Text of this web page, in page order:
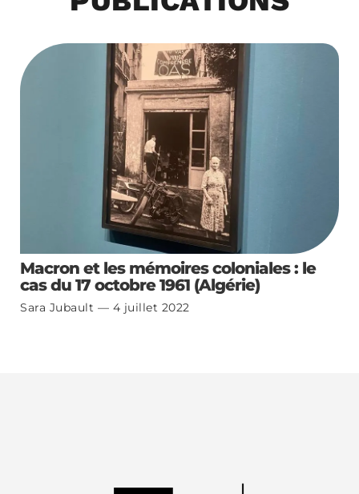
Macron et les mémoires coloniales : le
cas du 17 octobre 1961 (Algérie)
Sara Jubault 4 juillet 2022